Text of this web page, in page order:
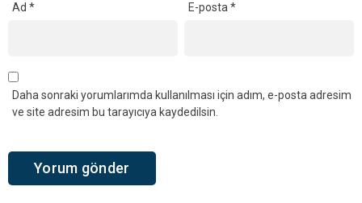
Ad * E-posta*
Daha sonraki yorumlarımda kullanılması için adım, e-posta adresim
ve site adresim bu tarayıcıya kaydedilsin.